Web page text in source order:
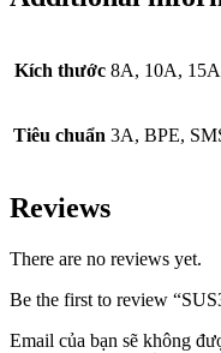
Kích thước 8A, 10A,
Tiêu chuẩn 3A, BPE,
Reviews
There are no reviews yet.
Be the first to review
Email của bạn sẽ không